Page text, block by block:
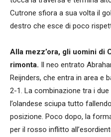
Cutrone sfiora a sua volta il
destro che esce di poco
Alla mezz’ora, gli uomini di
rimonta. Il neo entrato
Reijnders, che entra in area e
2-1. La combinazione tra i
l’olandese sciupa tutto
posizione. Poco dopo, la
per il rosso inflitto